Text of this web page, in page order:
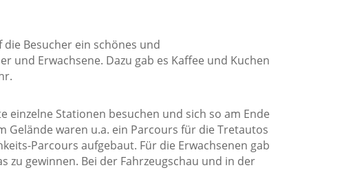
Besucher ein schönes und
und Erwachsene. Dazu gab es Kaffee und Kuchen
einzelne Stationen besuchen und sich so am Ende
Gelände waren u.a. ein Parcours für die Tretautos
Parcours aufgebaut. Für die Erwachsenen gab
zu gewinnen. Bei der Fahrzeugschau und in der